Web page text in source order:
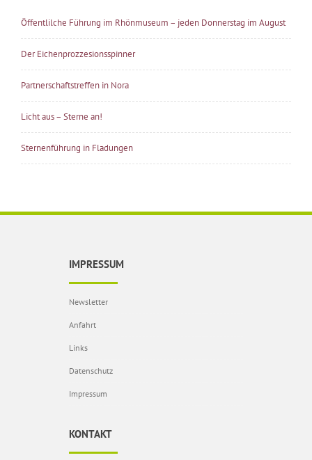
Öffentlilche Führung im Rhönmuseum – jeden Donnerstag im August
Der Eichenprozzesionsspinner
Partnerschaftstreffen in Nora
Licht aus – Sterne an!
Sternenführung in Fladungen
IMPRESSUM
Newsletter
Anfahrt
Links
Datenschutz
Impressum
KONTAKT